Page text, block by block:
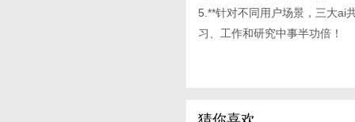
5.**针对不同用户场景，三大ai
习、工作和研究中事半功倍！